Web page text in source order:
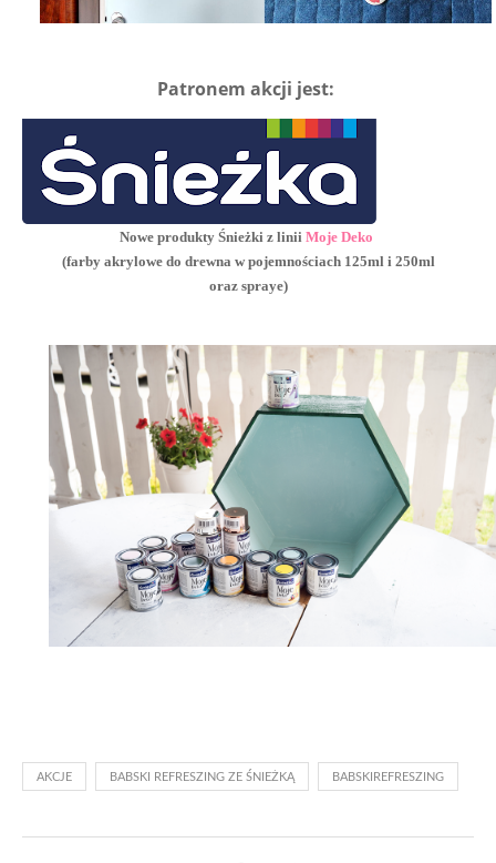
Patronem akcji jest:
Nowe produkty Śnieżki z linii Moje Deko
(farby akrylowe do drewna w pojemnościach 125ml i 250ml
oraz spraye)
AKCJE BABSKI REFRESZING ZE ŚNIEŻKĄ BABSKIREFRESZING